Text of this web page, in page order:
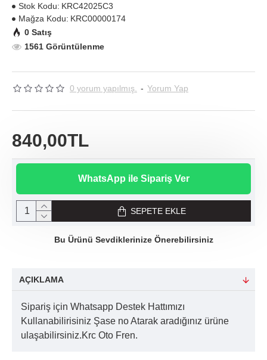
Stok Kodu: KRC42025C3
Mağza Kodu: KRC00000174
0 Satış
1561 Görüntülenme
0 yorum yapılmış. - Yorum Yap
840,00TL
WhatsApp ile Sipariş Ver
SEPETE EKLE
Bu Ürünü Sevdiklerinize Önerebilirsiniz
AÇIKLAMA
Sipariş için Whatsapp Destek Hattımızı
Kullanabilirisiniz Şase no Atarak aradığınız ürüne
ulaşabilirsiniz.Krc Oto Fren.